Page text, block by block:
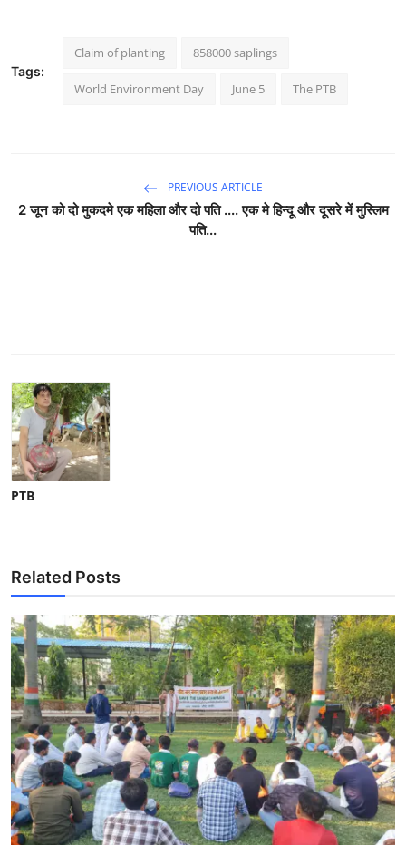
Tags:
Claim of planting 858000 saplings
World Environment Day June 5 The PTB
PREVIOUS ARTICLE
2 जून को दो मुकदमे एक महिला और दो पति .... एक मे हिन्दू और दूसरे में मुस्लिम
पति...
PTB
Related Posts